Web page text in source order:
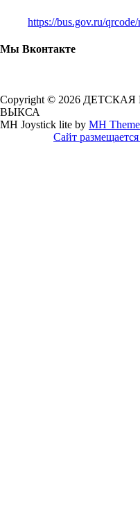
https://bus.gov.ru/
Мы Вконтакте
Copyright © 2026
ВЫКСА
MH Joystick lite by MH
Сайт